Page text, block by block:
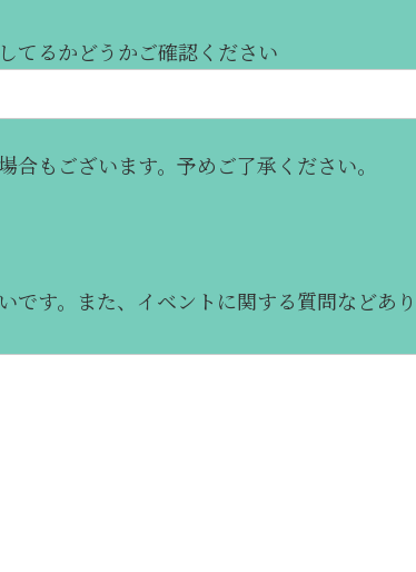
てるかどうかご確認ください
もございます。予めご了承ください。
です。また、イベントに関する質問などあり